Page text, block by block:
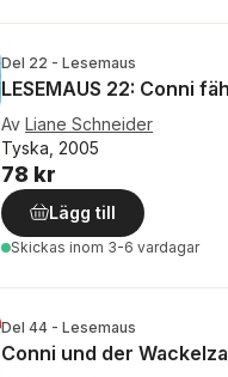
Del 22 - Lesemaus
LESEMAUS 22: Conni
Av Liane Schneider
Tyska, 2005
78 kr
Lägg till
Skickas inom 3-6 vardagar
Del 44 - Lesemaus
Conni und der